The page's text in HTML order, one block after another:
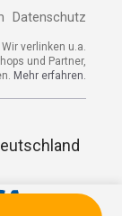
Datenschutz
verlinken u.a.
und Partner,
Mehr erfahren.